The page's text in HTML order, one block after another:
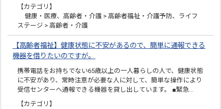
【カテゴリ】
健康・医療、高齢者・介護 > 高齢者福祉・介護予防、ライフ
ステージ > 高齢者・介護
【高齢者福祉】健康状態に不安があるので、簡単に通報できる
機器を借りたいのですが。
携帯電話をお持ちでない65歳以上の一人暮らしの人で、健康状態
に不安があり、常時注意が必要な人に対して、簡単な操作により
受信センターへ通報できる機器を貸し出しています。 ■緊急…
【カテゴリ】